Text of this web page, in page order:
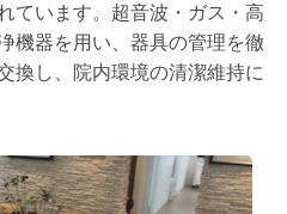
ています。超音波・ガス・高
機器を用い、器具の管理を徹
換し、院内環境の清潔維持に